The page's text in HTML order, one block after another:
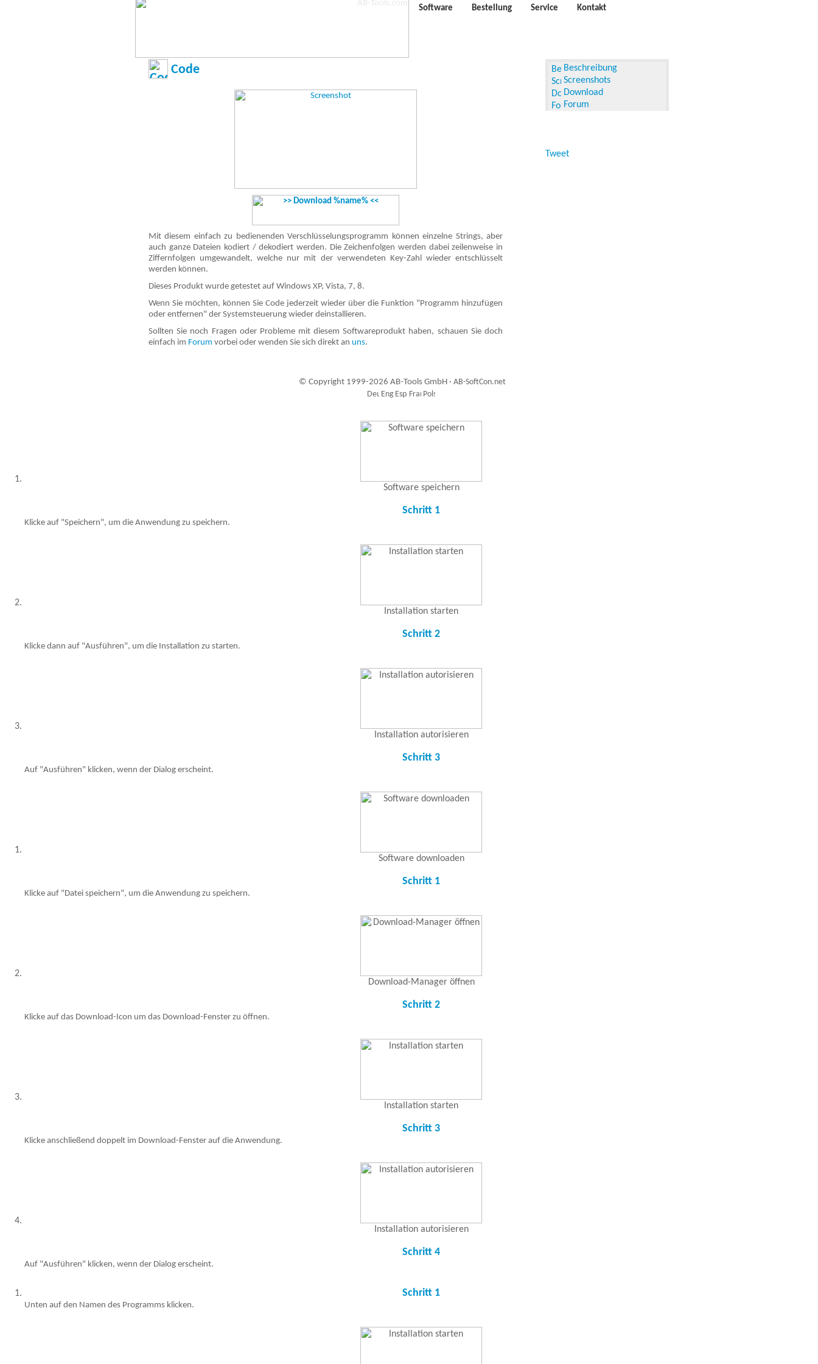
Software Bestellung Service Kontakt
Code
Mit diesem einfach zu bedienenden Verschlüsselungsprogramm können einzelne Strings, aber
auch ganze Dateien kodiert / dekodiert werden. Die Zeichenfolgen werden dabei zeilenweise in
Ziffernfolgen umgewandelt, welche nur mit der verwendeten Key-Zahl wieder entschlüsselt
werden können.
Dieses Produkt wurde getestet auf Windows XP, Vista, 7, 8.
Wenn Sie möchten, können Sie Code jederzeit wieder über die Funktion "Programm hinzufügen
oder entfernen" der Systemsteuerung wieder deinstallieren.
Sollten Sie noch Fragen oder Probleme mit diesem Softwareprodukt haben, schauen Sie doch
einfach im Forum vorbei oder wenden Sie sich direkt an uns.
Beschreibung
Screenshots
Download
Forum
Tweet
© Copyright 1999-2026 AB-Tools GmbH · AB-SoftCon.net
Auxiliary supplies
Software speichern
Schritt 1
Klicke auf "Speichern", um die Anwendung zu speichern.
Installation starten
Schritt 2
Klicke dann auf "Ausführen", um die Installation zu starten.
Installation autorisieren
Schritt 3
Auf "Ausführen" klicken, wenn der Dialog erscheint.
Software downloaden
Schritt 1
Klicke auf "Datei speichern", um die Anwendung zu speichern.
Download-Manager öffnen
Schritt 2
Klicke auf das Download-Icon um das Download-Fenster zu öffnen.
Installation starten
Schritt 3
Klicke anschließend doppelt im Download-Fenster auf die Anwendung.
Installation autorisieren
Schritt 4
Auf "Ausführen" klicken, wenn der Dialog erscheint.
Schritt 1
Unten auf den Namen des Programms klicken.